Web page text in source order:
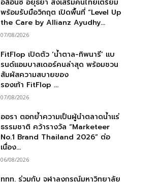
อลิอันซ์ อยุธยา ส่งเสริมคนไทยเตรียม
พร้อมรับมือวิกฤต เปิดพื้นที่ “Level Up
the Care by Allianz Ayudhy...
07/08/2026
FitFlop เปิดตัว ‘น้ำตาล-ทิพนารี’ แบ
รนด์แอมบาสเดอร์คนล่าสุด พร้อมชวน
สัมผัสความสบายของ
รองเท้า FitFlop ...
07/08/2026
ออรา ตอกย้ำความเป็นผู้นำตลาดน้ำแร่
ธรรมชาติ คว้ารางวัล “Marketeer
No.1 Brand Thailand 2026” ต่อ
เนื่อง...
06/08/2026
ททท. ร่วมกับ จุฬาลงกรณ์มหาวิทยาลัย